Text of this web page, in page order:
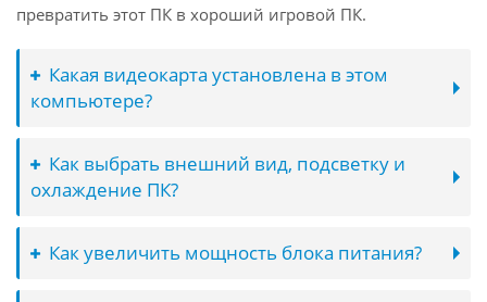
превратить этот ПК в хороший игровой ПК.
Какая видеокарта установлена в этом
компьютере?
Как выбрать внешний вид, подсветку и
охлаждение ПК?
Как увеличить мощность блока питания?